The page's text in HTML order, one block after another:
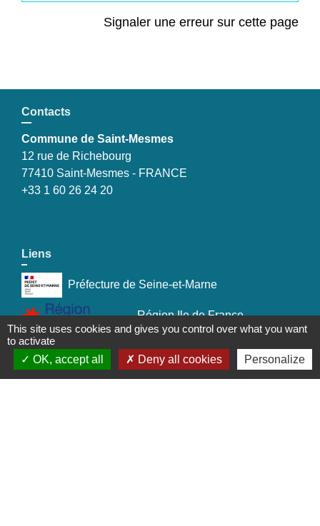
Signaler une erreur sur cette page
Contacts
Commune de Saint-Mesmes
12 rue de Richebourg
77410 Saint-Mesmes - FRANCE
+33 1 60 26 24 20
Liens
Préfecture de Seine-et-Marne
Région Ile de France
Plaines & Monts de France
This site uses cookies and gives you control over what you want
to activate
OK, accept all
Deny all cookies Personalize